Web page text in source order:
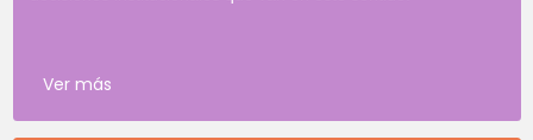
Ver más